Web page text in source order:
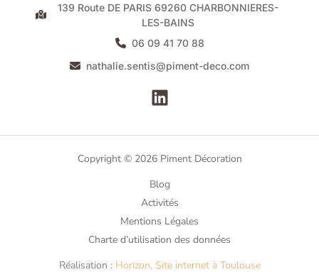
139 Route DE PARIS 69260 CHARBONNIERES-
LES-BAINS
06 09 41 70 88
nathalie.sentis@piment-deco.com
Copyright © 2026 Piment Décoration
Blog
Activités
Mentions Légales
Charte d’utilisation des données
Réalisation : Horizon, Site internet à Toulouse